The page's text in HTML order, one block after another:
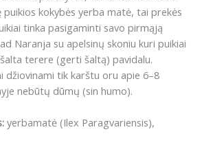
puikios kokybės yerba matė, tai prekės
tinka pasigaminti savo pirmąją
Naranja su apelsinų skoniu kuri puikiai
terere (gerti šaltą) pavidalu.
džiovinami tik karštu oru apie 6–8
nebūtų dūmų (sin humo).
yerbamatė (Ilex Paragvariensis),